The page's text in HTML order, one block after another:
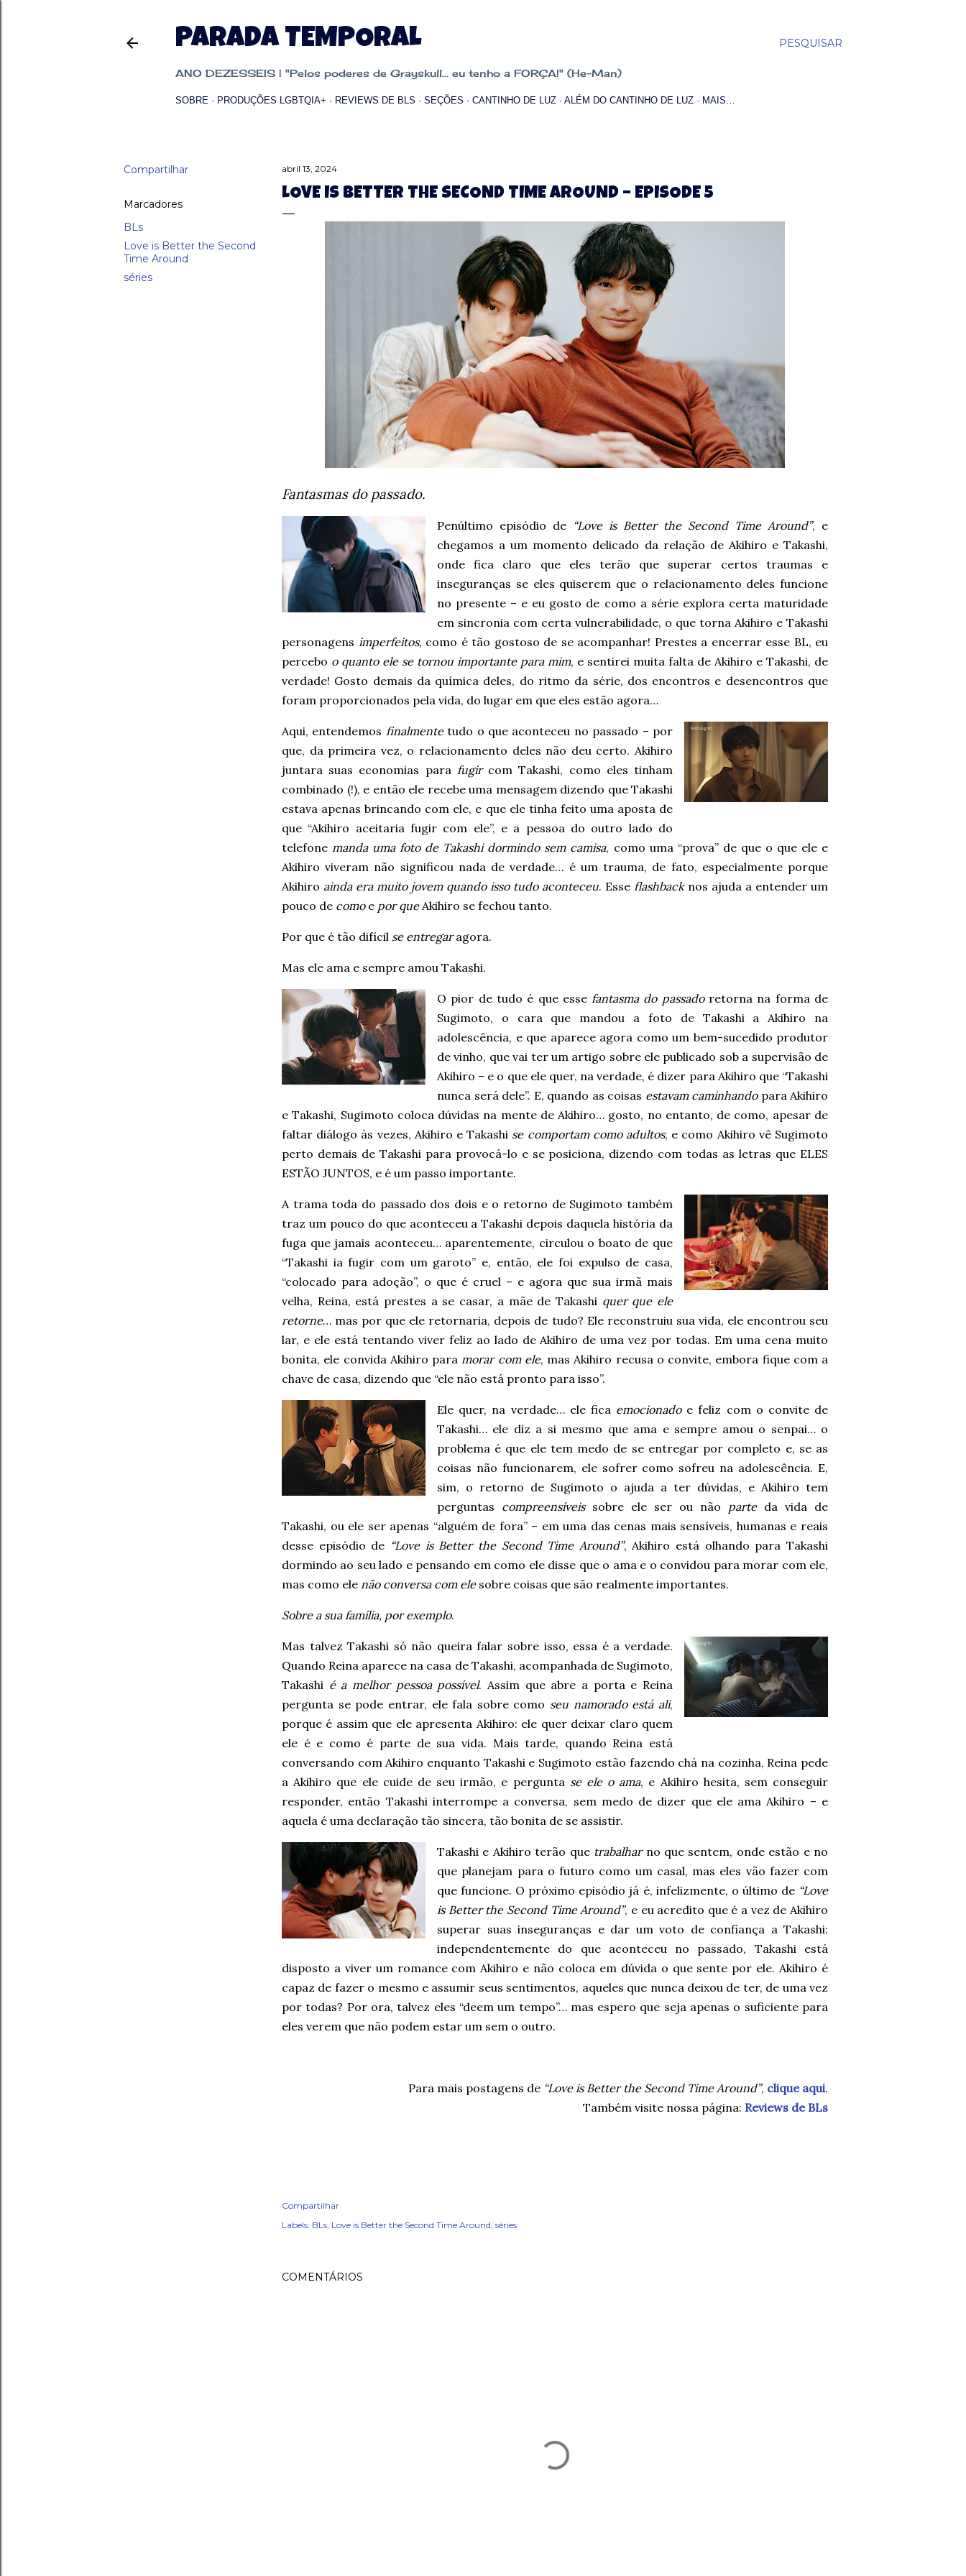
PESQUISAR
PARADA TEMPORAL
ANO DEZESSEIS | "Pelos poderes de Grayskull... eu tenho a FORÇA!" (He-Man)
SOBRE PRODUÇÕES LGBTQIA+ REVIEWS DE BLS SEÇÕES CANTINHO DE LUZ ALÉM DO CANTINHO DE LUZ MAIS…
Compartilhar
Marcadores
BLs
Love is Better the Second
Time Around
séries
abril 13, 2024
LOVE IS BETTER THE SECOND TIME AROUND – EPISODE 5
Fantasmas do passado.
Penúltimo episódio de “Love is Better the Second Time Around”, e
chegamos a um momento delicado da relação de Akihiro e Takashi,
onde fica claro que eles terão que superar certos traumas e
inseguranças se eles quiserem que o relacionamento deles funcione
no presente – e eu gosto de como a série explora certa maturidade
em sincronia com certa vulnerabilidade, o que torna Akihiro e Takashi
personagens imperfeitos, como é tão gostoso de se acompanhar! Prestes a encerrar esse BL, eu
percebo o quanto ele se tornou importante para mim, e sentirei muita falta de Akihiro e Takashi, de
verdade! Gosto demais da química deles, do ritmo da série, dos encontros e desencontros que
foram proporcionados pela vida, do lugar em que eles estão agora…
Aqui, entendemos finalmentetudo o que aconteceu no passado – por
que, da primeira vez, o relacionamento deles não deu certo. Akihiro
juntara suas economias para fugircom Takashi, como eles tinham
combinado (!), e então ele recebe uma mensagem dizendo que Takashi
estava apenas brincando com ele, e que ele tinha feito uma aposta de
que “Akihiro aceitaria fugir com ele”, e a pessoa do outro lado do
telefonemanda uma foto de Takashi dormindo sem camisa, como uma “prova” de que o que ele e
Akihiro viveram não significou nada de verdade… é um trauma, de fato, especialmente porque
Akihiro ainda era muito jovem quando isso tudo aconteceu. Esse flashbacknos ajuda a entender um
pouco de comoe por queAkihiro se fechou tanto.
Por que é tão difícil se entregaragora.
Mas ele ama e sempre amou Takashi.
O pior de tudo é que esse fantasma do passadoretorna na forma de
Sugimoto, o cara que mandou a foto de Takashi a Akihiro na
adolescência, e que aparece agora como um bem-sucedido produtor
de vinho, que vai ter um artigo sobre ele publicado sob a supervisão de
Akihiro – e o que ele quer, na verdade, é dizer para Akihiro que “Takashi
nunca será dele”. E, quando as coisas estavam caminhandopara Akihiro
e Takashi, Sugimoto coloca dúvidas na mente de Akihiro… gosto, no entanto, de como, apesar de
faltar diálogo às vezes, Akihiro e Takashi se comportam como adultos, e como Akihiro vê Sugimoto
perto demais de Takashi para provocá-lo e se posiciona, dizendo com todas as letras que ELES
ESTÃO JUNTOS, e é um passo importante.
A trama toda do passado dos dois e o retorno de Sugimoto também
traz um pouco do que aconteceu a Takashi depois daquela história da
fuga que jamais aconteceu… aparentemente, circulou o boato de que
“Takashi ia fugir com um garoto” e, então, ele foi expulso de casa,
“colocado para adoção”, o que é cruel – e agora que sua irmã mais
velha, Reina, está prestes a se casar, a mãe de Takashi quer que ele
retorne… mas por que ele retornaria, depois de tudo? Ele reconstruiu sua vida, ele encontrou seu
lar, e ele está tentando viver feliz ao lado de Akihiro de uma vez por todas. Em uma cena muito
bonita, ele convida Akihiro paramorar com ele, mas Akihiro recusa o convite, embora fique com a
chave de casa, dizendo que “ele não está pronto para isso”.
Ele quer, na verdade… ele fica emocionadoe feliz com o convite de
Takashi… ele diz a si mesmo que ama e sempre amou o senpai… o
problema é que ele tem medo de se entregar por completo e, se as
coisas não funcionarem, ele sofrer como sofreu na adolescência. E,
sim, o retorno de Sugimoto o ajuda a ter dúvidas, e Akihiro tem
perguntas compreensíveissobre ele ser ou não parteda vida de
Takashi, ou ele ser apenas “alguém de fora” – em uma das cenas mais sensíveis, humanas e reais
desse episódio de “Love is Better the Second Time Around”, Akihiro está olhando para Takashi
dormindo ao seu lado e pensando em como ele disse que o ama e o convidou para morar com ele,
mas como ele não conversa com elesobre coisas que são realmente importantes.
Sobre a sua família, por exemplo.
Mas talvez Takashi só não queira falar sobre isso, essa é a verdade.
Quando Reina aparece na casa de Takashi, acompanhada de Sugimoto,
Takashi é a melhor pessoa possível. Assim que abre a porta e Reina
pergunta se pode entrar, ele fala sobre como seu namorado está ali,
porque é assim que ele apresenta Akihiro: ele quer deixar claro quem
ele é e como é parte de sua vida. Mais tarde, quando Reina está
conversando com Akihiro enquanto Takashi e Sugimoto estão fazendo chá na cozinha, Reina pede
a Akihiro que ele cuide de seu irmão, e pergunta se ele o ama, e Akihiro hesita, sem conseguir
responder, então Takashi interrompe a conversa, sem medo de dizer que ele ama Akihiro – e
aquela é uma declaração tão sincera, tão bonita de se assistir.
Takashi e Akihiro terão que trabalharno que sentem, onde estão e no
que planejam para o futuro como um casal, mas eles vão fazer com
que funcione. O próximo episódio já é, infelizmente, o último de “Love
is Better the Second Time Around”, e eu acredito que é a vez de Akihiro
superar suas inseguranças e dar um voto de confiança a Takashi:
independentemente do que aconteceu no passado, Takashi está
disposto a viver um romance com Akihiro e não coloca em dúvida o que sente por ele. Akihiro é
capaz de fazer o mesmo e assumir seus sentimentos, aqueles que nunca deixou de ter, de uma vez
por todas? Por ora, talvez eles “deem um tempo”… mas espero que seja apenas o suficiente para
eles verem que não podem estar um sem o outro.
Para mais postagens de “Love is Better the Second Time Around”, clique aqui.
Também visite nossa página: Reviews de BLs
Compartilhar
Labels: BLs Love is Better the Second Time Around séries
COMENTÁRIOS